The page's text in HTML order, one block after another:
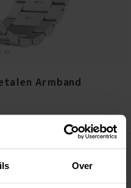
Over
Armband